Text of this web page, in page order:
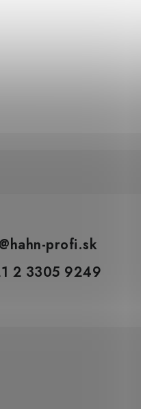
@hahn-profi.sk
2 3305 9249